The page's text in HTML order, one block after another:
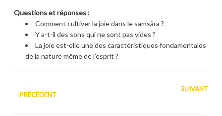
Questions et réponses :
Comment cultiver la joie dans le samsâra ?
Y a-t-il des sons qui ne sont pas vides ?
La joie est-elle une des caractéristiques fondamentales
de la nature même de l’esprit ?
PRÉCÉDENT
SUIVANT